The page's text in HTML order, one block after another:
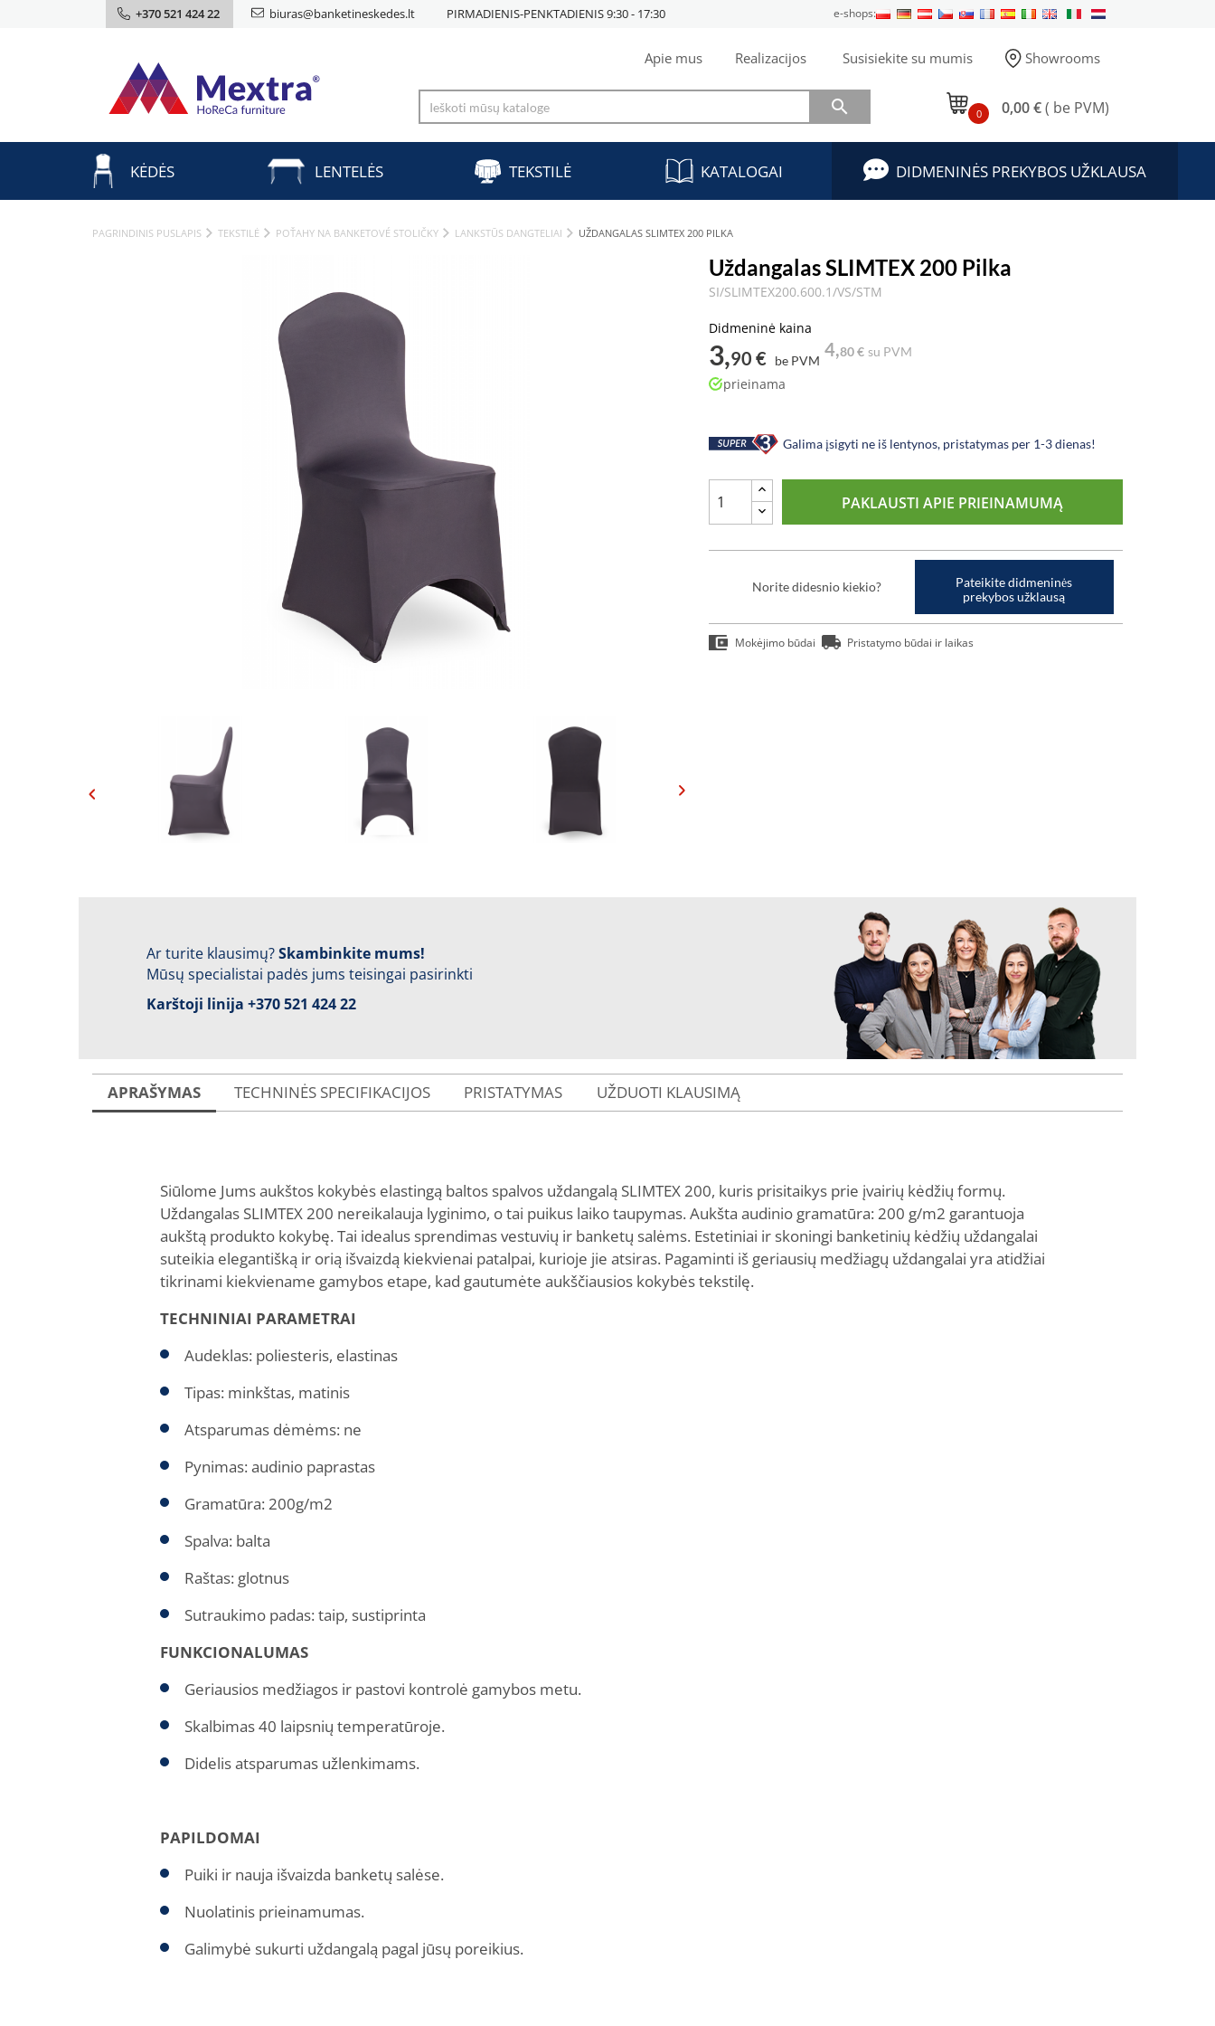
+370 521 424 22 biuras@banketineskedes.lt PIRMADIENIS-PENKTADIENIS 9:30 - 17:30 e-shops:
Apie mus Realizacijos Susisiekite su mumis Showrooms
 0 0,00 €( be PVM)
KĖDĖS LENTELĖS TEKSTILĖ KATALOGAI DIDMENINĖS PREKYBOS UŽKLAUSA
PAGRINDINIS PUSLAPIS TEKSTILĖ POŤAHY NA BANKETOVÉ STOLIČKY LANKSTŪS DANGTELIAI UŽDANGALAS SLIMTEX 200 PILKA
Uždangalas SLIMTEX 200 Pilka
SI/SLIMTEX200.600.1/VS/STM
Didmeninė kaina
3,90 € be PVM
4,80 € su PVM
prieinama
Galima įsigyti ne iš lentynos, pristatymas per 1-3 dienas!
PAKLAUSTI APIE PRIEINAMUMĄ
Norite didesnio kiekio?
Pateikite didmeninės
prekybos užklausą
Mokėjimo būdai Pristatymo būdai ir laikas
Ar turite klausimų?Skambinkite mums!
Mūsų specialistai padės jums teisingai pasirinkti
Karštoji linija +370 521 424 22
APRAŠYMAS TECHNINĖS SPECIFIKACIJOS PRISTATYMAS UŽDUOTI KLAUSIMĄ
Siūlome Jums aukštos kokybės elastingą baltos spalvos uždangalą SLIMTEX 200, kuris prisitaikys prie įvairių kėdžių formų.
Uždangalas SLIMTEX 200 nereikalauja lyginimo, o tai puikus laiko taupymas. Aukšta audinio gramatūra: 200 g/m2 garantuoja
aukštą produkto kokybę. Tai idealus sprendimas vestuvių ir banketų salėms. Estetiniai ir skoningi banketinių kėdžių uždangalai
suteikia elegantišką ir orią išvaizdą kiekvienai patalpai, kurioje jie atsiras. Pagaminti iš geriausių medžiagų uždangalai yra atidžiai
tikrinami kiekviename gamybos etape, kad gautumėte aukščiausios kokybės tekstilę.
TECHNINIAI PARAMETRAI
Audeklas: poliesteris, elastinas
Tipas: minkštas, matinis
Atsparumas dėmėms: ne
Pynimas: audinio paprastas
Gramatūra: 200g/m2
Spalva: balta
Raštas: glotnus
Sutraukimo padas: taip, sustiprinta
FUNKCIONALUMAS
Geriausios medžiagos ir pastovi kontrolė gamybos metu.
Skalbimas 40 laipsnių temperatūroje.
Didelis atsparumas užlenkimams.
PAPILDOMAI
Puiki ir nauja išvaizda banketų salėse.
Nuolatinis prieinamumas.
Galimybė sukurti uždangalą pagal jūsų poreikius.